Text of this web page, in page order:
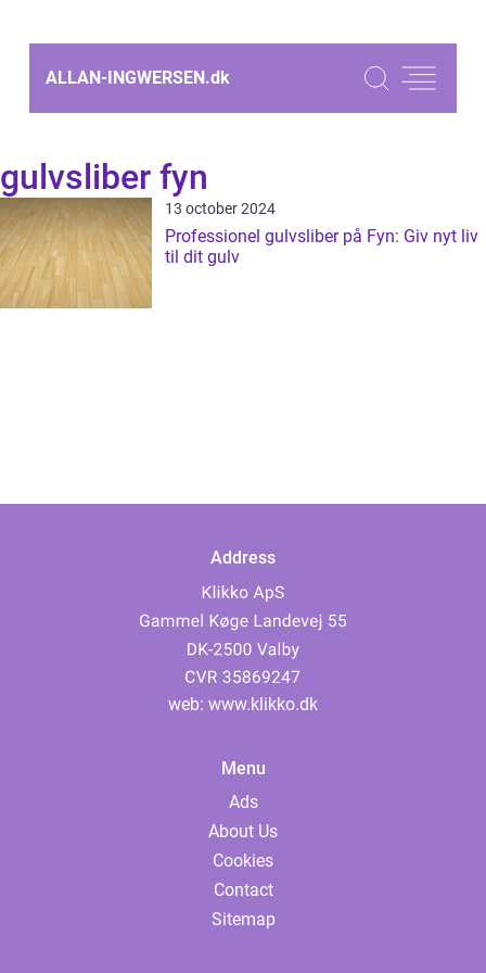
ALLAN-INGWERSEN.dk
gulvsliber fyn
13 october 2024
Professionel gulvsliber på Fyn: Giv nyt liv
til dit gulv
Address
web: www.klikko.dk
Menu
Ads
About Us
Cookies
Contact
Sitemap